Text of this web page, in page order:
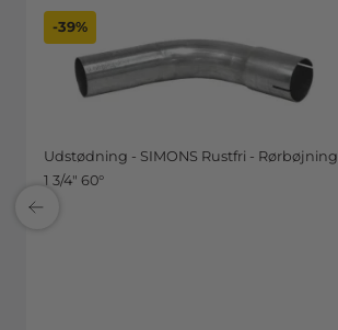
-39%
Udstødning - SIMONS Rustfri - Rørbøjning
1 3/4" 60°